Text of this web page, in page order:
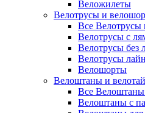
Веложилеты
Велотрусы и
Все
Велотрусы с
Велотрусы без
Велотрусы
Велошорты
Велоштаны и
Все Велоштаны
Велоштаны с